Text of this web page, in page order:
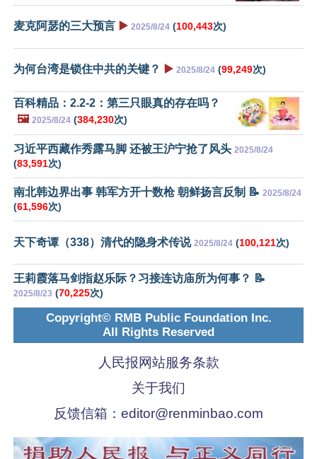
麦克阿瑟的三大预言 ▶️ 2025/8/24 (100,443次)
为何台湾是锁住中共的关键？ ▶️ 2025/8/24 (99,249次)
百科精品：2.2-2：第三只眼真的存在吗？
🖼️ 2025/8/24 (384,230次)
习近平西藏作秀露马脚 还被王沪宁抢了风头 2025/8/24
(83,591次)
南北韩边界出事 韩军方开十数枪 朝鲜扬言反制 📝 2025/8/24
(61,596次)
天下奇谭（338）清代的隐身术传说 2025/8/24 (100,121次)
王莉霞落马剑指赵乐际？习接连访庙所为何事？ 📝
2025/8/23 (70,225次)
Copyright© RMB Public Foundation Inc.
All Rights Reserved
人民报网站服务条款
关于我们
反馈信箱： editor@renminbao.com